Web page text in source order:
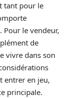
tant pour le
le vendeur,
de
vivre dans son
entrer en jeu,
principale.